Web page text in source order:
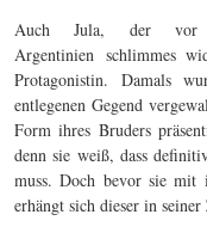
Auch Jula, der vor
Argentinien schlimmes
Protagonistin. Damals
entlegenen Gegend
Form ihres Bruders
denn sie weiß, dass
muss. Doch bevor sie mit
erhängt sich dieser in